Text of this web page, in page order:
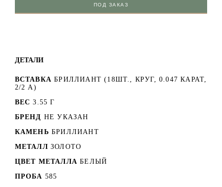
ПОД ЗАКАЗ
ДЕТАЛИ
ВСТАВКА БРИЛЛИАНТ (18ШТ., КРУГ, 0.047 КАРАТ,
2/2 А)
ВЕС 3.55 Г
БРЕНД НЕ УКАЗАН
КАМЕНЬ БРИЛЛИАНТ
МЕТАЛЛ ЗОЛОТО
ЦВЕТ МЕТАЛЛА БЕЛЫЙ
ПРОБА 585